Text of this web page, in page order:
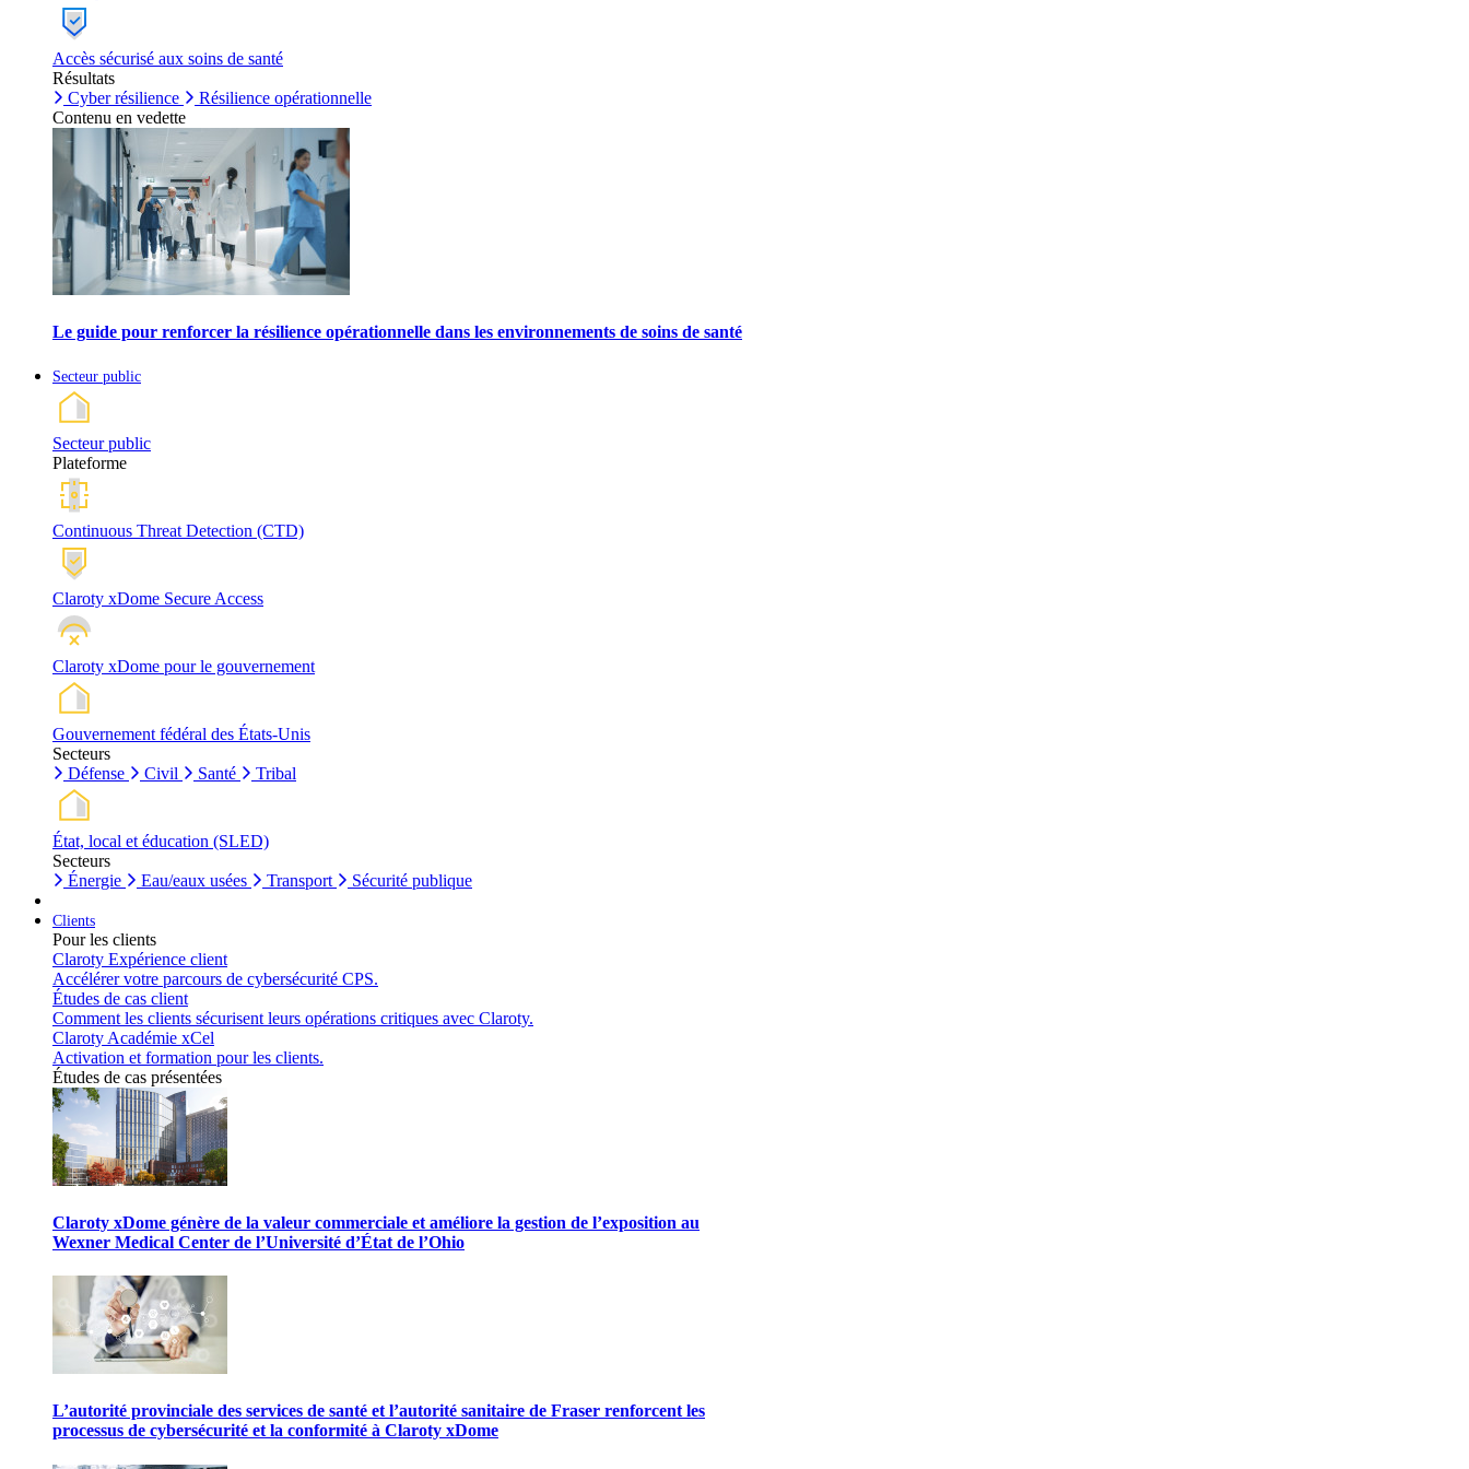
Accès sécurisé aux soins de santé
Résultats
Cyber résilience
Résilience opérationnelle
Contenu en vedette
Le guide pour renforcer la résilience opérationnelle dans les environnements de soins de santé
Secteur public
Secteur public
Plateforme
Continuous Threat Detection (CTD)
Claroty xDome Secure Access
Claroty xDome pour le gouvernement
Gouvernement fédéral des États-Unis
Secteurs
Défense
Civil Santé Tribal
État, local et éducation (SLED)
Secteurs
Énergie
Eau/eaux usées Transport Sécurité publique
Clients
Pour les clients
Claroty Expérience client
Accélérer votre parcours de cybersécurité CPS.
Études de cas client
Comment les clients sécurisent leurs opérations critiques avec Claroty.
Claroty Académie xCel
Activation et formation pour les clients.
Études de cas présentées
Claroty xDome génère de la valeur commerciale et améliore la gestion de l’exposition au
Wexner Medical Center de l’Université d’État de l’Ohio
L’autorité provinciale des services de santé et l’autorité sanitaire de Fraser renforcent les
processus de cybersécurité et la conformité à Claroty xDome